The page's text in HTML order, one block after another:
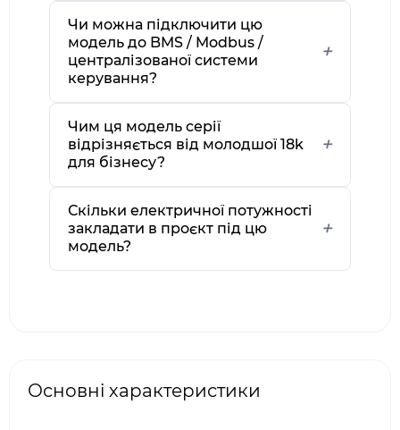
Чи можна підключити цю
модель до BMS / Modbus /
централізованої системи
керування?
Чим ця модель серії
відрізняється від молодшої 18k
для бізнесу?
Скільки електричної потужності
закладати в проєкт під цю
модель?
Основні характеристики